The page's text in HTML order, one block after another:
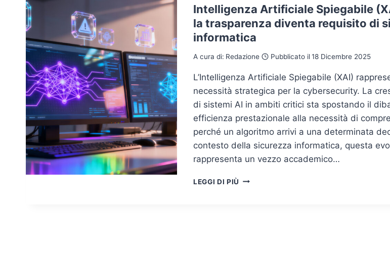
Intelligenza Artificiale Spiegabile
la trasparenza diventa requisito di
informatica
A cura di: Redazione Pubblicato il18 Dicembre 2025
L’Intelligenza Artificiale Spiegabile (XAI)
necessità strategica per la cybersecurity. La
di sistemi AI in ambiti critici sta spostando il
efficienza prestazionale alla necessità di
perché un algoritmo arrivi a una determinata
contesto della sicurezza informatica, questa
rappresenta un vezzo accademico…
LEGGI DI PIÙ INTELLIGENZA